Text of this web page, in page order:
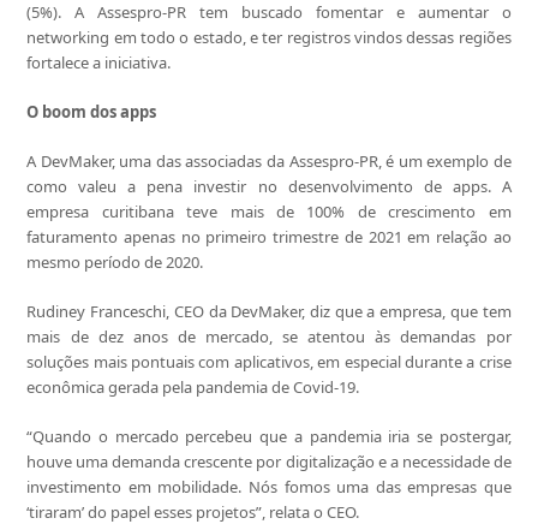
(5%). A Assespro-PR tem buscado fomentar e aumentar o
networking em todo o estado, e ter registros vindos dessas regiões
fortalece a iniciativa.
O boom dos apps
A DevMaker, uma das associadas da Assespro-PR, é um exemplo de
como valeu a pena investir no desenvolvimento de apps. A
empresa curitibana teve mais de 100% de crescimento em
faturamento apenas no primeiro trimestre de 2021 em relação ao
mesmo período de 2020.
Rudiney Franceschi, CEO da DevMaker, diz que a empresa, que tem
mais de dez anos de mercado, se atentou às demandas por
soluções mais pontuais com aplicativos, em especial durante a crise
econômica gerada pela pandemia de Covid-19.
“Quando o mercado percebeu que a pandemia iria se postergar,
houve uma demanda crescente por digitalização e a necessidade de
investimento em mobilidade. Nós fomos uma das empresas que
‘tiraram’ do papel esses projetos”, relata o CEO.